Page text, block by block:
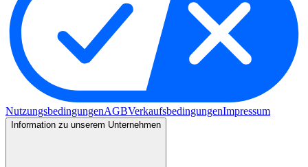
NutzungsbedingungenAGBVerkaufsbedingungenImpressum
Information zu unserem Unternehmen